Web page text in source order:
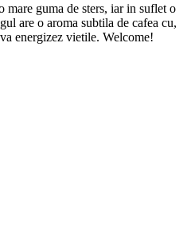
mare guma de sters, iar in suflet o
are o aroma subtila de cafea cu,
energizez vietile. Welcome!